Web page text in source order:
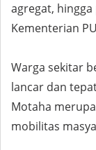
agregat,
Kementerian
Warga sekitar
lancar dan
Motaha
mobilitas